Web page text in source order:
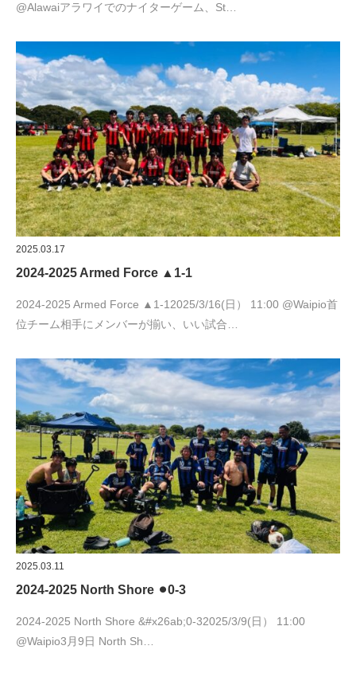
@Alawaiアラワイでのナイターゲーム、St…
2025.03.17
2024-2025 Armed Force ▲1-1
2024-2025 Armed Force ▲1-12025/3/16(日） 11:00 @Waipio首
位チーム相手にメンバーが揃い、いい試合…
2025.03.11
2024-2025 North Shore ⚫︎0-3
2024-2025 North Shore &#x26ab;︎0-32025/3/9(日） 11:00
@Waipio3月9日 North Sh…